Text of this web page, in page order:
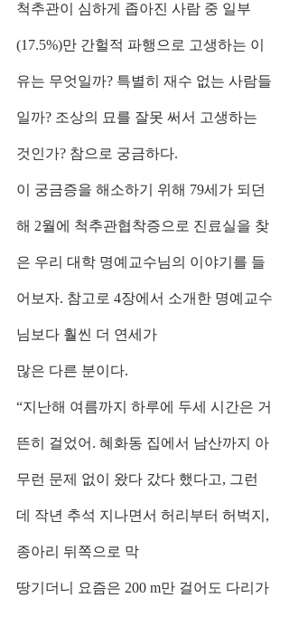
척추관이 심하게 좁아진 사람 중 일부
(17.5%)만 간헐적 파행으로 고생하는 이
유는 무엇일까? 특별히 재수 없는 사람들
일까? 조상의 묘를 잘못 써서 고생하는
것인가? 참으로 궁금하다.
이 궁금증을 해소하기 위해 79세가 되던
해 2월에 척추관협착증으로 진료실을 찾
은 우리 대학 명예교수님의 이야기를 들
어보자. 참고로 4장에서 소개한 명예교수
님보다 훨씬 더 연세가
많은 다른 분이다.
“지난해 여름까지 하루에 두세 시간은 거
뜬히 걸었어. 혜화동 집에서 남산까지 아
무런 문제 없이 왔다 갔다 했다고, 그런
데 작년 추석 지나면서 허리부터 허벅지,
종아리 뒤쪽으로 막
땅기더니 요즘은 200 m만 걸어도 다리가